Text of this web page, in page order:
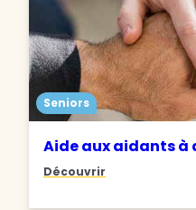
Seniors
Aide aux aidants à
Découvrir